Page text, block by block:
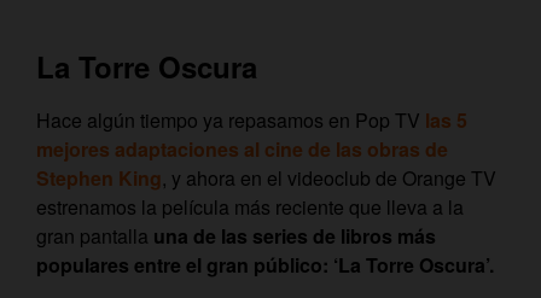
La Torre Oscura
Hace algún tiempo ya repasamos en Pop TV las 5
mejores adaptaciones al cine de las obras de
Stephen King, y ahora en el videoclub de Orange TV
estrenamos la película más reciente que lleva a la
gran pantalla una de las series de libros más
populares entre el gran público: ‘La Torre Oscura’.